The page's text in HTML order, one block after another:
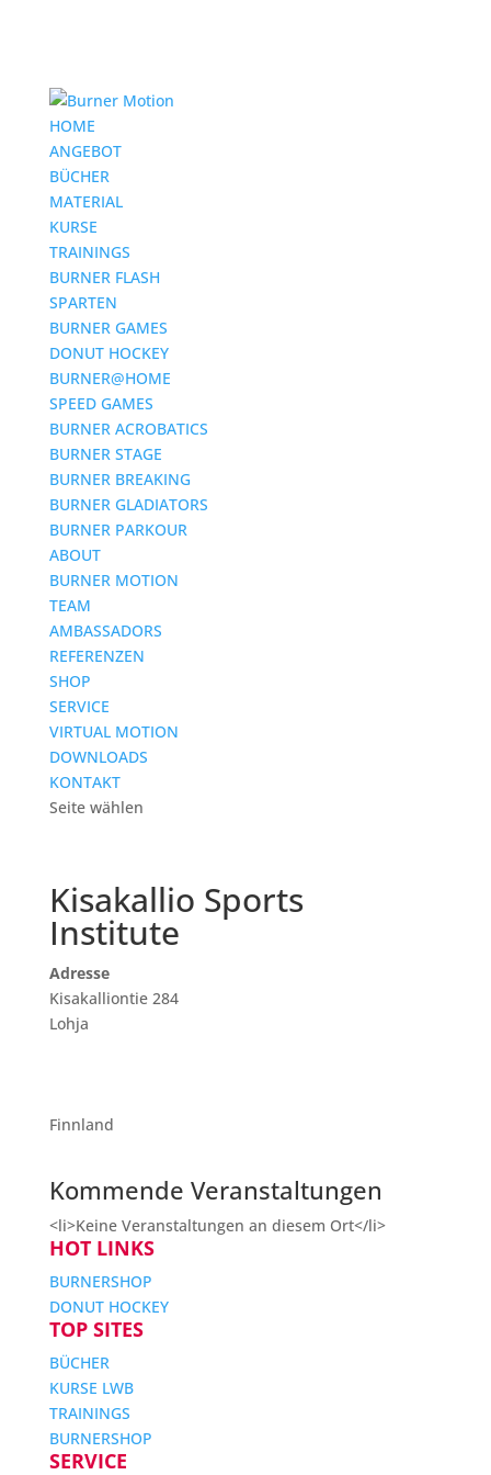
HOME
ANGEBOT
BÜCHER
MATERIAL
KURSE
TRAININGS
BURNER FLASH
SPARTEN
BURNER GAMES
DONUT HOCKEY
BURNER@HOME
SPEED GAMES
BURNER ACROBATICS
BURNER STAGE
BURNER BREAKING
BURNER GLADIATORS
BURNER PARKOUR
ABOUT
BURNER MOTION
TEAM
AMBASSADORS
REFERENZEN
SHOP
SERVICE
VIRTUAL MOTION
DOWNLOADS
KONTAKT
Seite wählen
Kisakallio Sports
Institute
Adresse
Kisakalliontie 284
Lohja
Finnland
Kommende Veranstaltungen
<li>Keine Veranstaltungen an diesem Ort</li>
HOT LINKS
BURNERSHOP
DONUT HOCKEY
TOP SITES
BÜCHER
KURSE LWB
TRAININGS
BURNERSHOP
SERVICE